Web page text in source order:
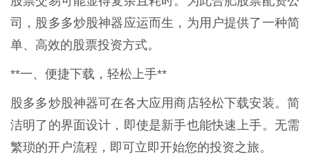
司，股多多炒股神器应运而生，为用户提供了一种简
单、高效的股票投资方式。
**一、便捷下载，轻松上手**
股多多炒股神器可在各大应用商店轻松下载安装。简
洁明了的界面设计，即使是新手也能快速上手。无需
繁琐的开户流程，即可立即开始您的投资之旅。